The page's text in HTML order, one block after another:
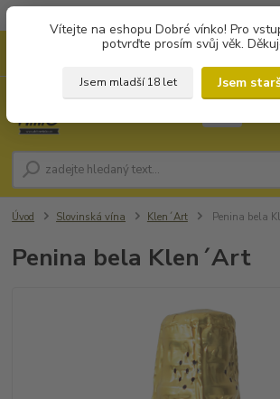
Vítejte na eshopu Dobré vínko! Pro
potvrďte prosím svůj věk.
Jsem mladší 18 let
Jsem
Úvod Slovinská vína Klen´Art Penina bela
Penina bela Klen´Art